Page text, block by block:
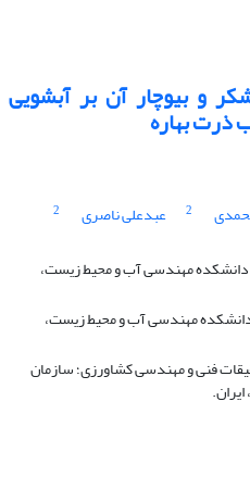
و بیوچار آن بر آبشویی
ذرت بهاره
2 عبدعلی ناصری 2
مهندسی آب و محیط زیست،
مهندسی آب و محیط زیست،
فنی و مهندسی کشاورزی؛ سازمان